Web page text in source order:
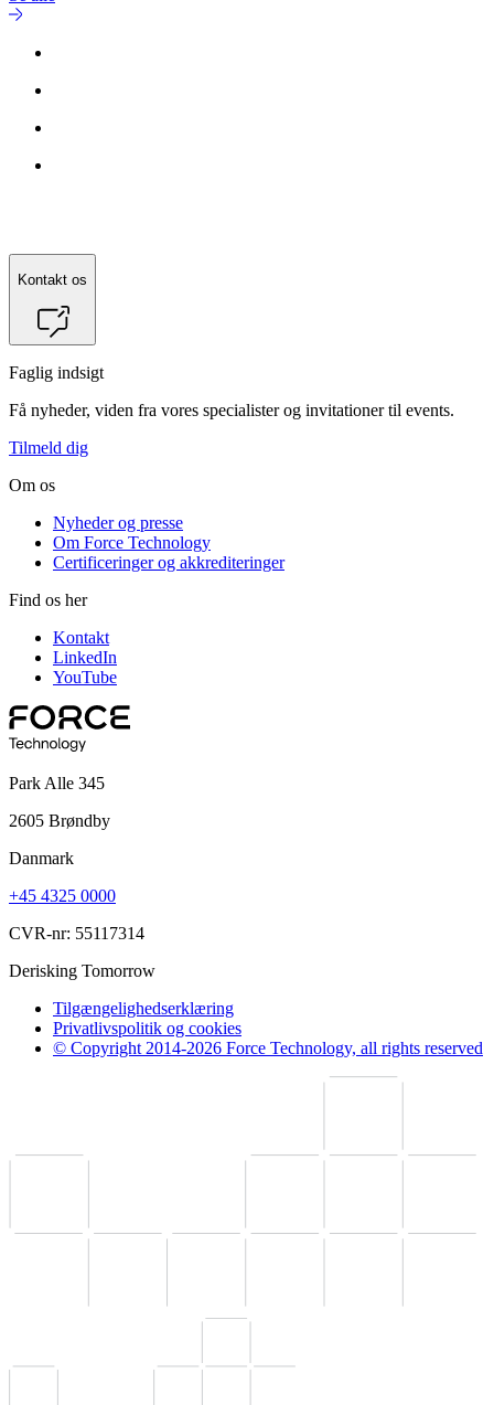
Kontakt os
Faglig indsigt
Få nyheder, viden fra vores specialister og invitationer til events.
Tilmeld dig
Om os
Nyheder og presse
Om Force Technology
Certificeringer og akkrediteringer
Find os her
Kontakt
LinkedIn
YouTube
Park Alle 345
2605 Brøndby
Danmark
+45 4325 0000
CVR-nr: 55117314
Derisking Tomorrow
Tilgængelighedserklæring
Privatlivspolitik og cookies
© Copyright 2014-2026 Force Technology, all rights reserved